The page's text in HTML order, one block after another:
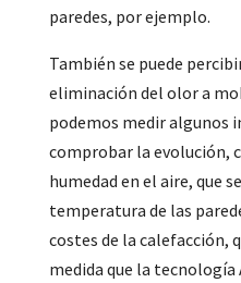
paredes, por ejemplo.
También se puede
eliminación del olor a
podemos medir algunos
comprobar la evolución,
humedad en el aire, que
temperatura de las
costes de la calefacción,
medida que la tecnología